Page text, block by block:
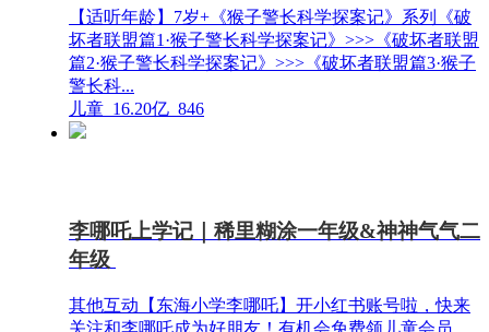
【适听年龄】7岁+《猴子警长科学探案记》系列《破
坏者联盟篇1·猴子警长科学探案记》>>>《破坏者联盟
篇2·猴子警长科学探案记》>>>《破坏者联盟篇3·猴子
警长科...
儿童 16.20亿 846
李哪吒上学记｜稀里糊涂一年级&神神气气二
年级
其他互动【东海小学李哪吒】开小红书账号啦，快来